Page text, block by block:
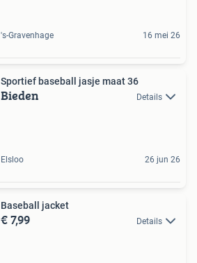
's-Gravenhage 16 mei 26
Sportief baseball jasje maat 36
Bieden Details
Elsloo 26 jun 26
Baseball jacket
€ 7,99 Details